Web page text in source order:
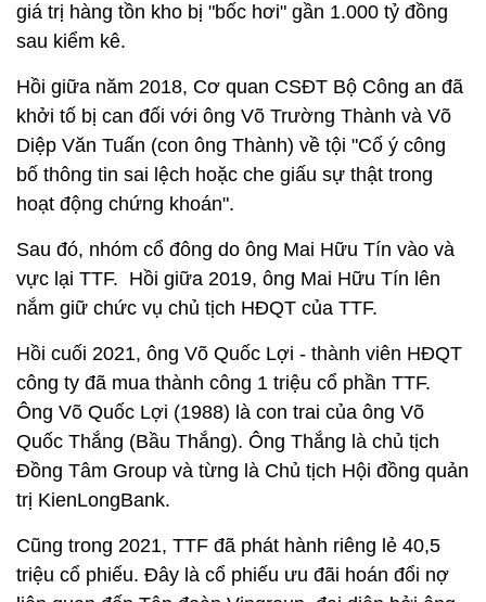
giá trị hàng tồn kho bị "bốc hơi" gần 1.000 tỷ đồng
sau kiểm kê.
Hồi giữa năm 2018, Cơ quan CSĐT Bộ Công an đã
khởi tố bị can đối với ông Võ Trường Thành và Võ
Diệp Văn Tuấn (con ông Thành) về tội "Cố ý công
bố thông tin sai lệch hoặc che giấu sự thật trong
hoạt động chứng khoán".
Sau đó, nhóm cổ đông do ông Mai Hữu Tín vào và
vực lại TTF. Hồi giữa 2019, ông Mai Hữu Tín lên
nắm giữ chức vụ chủ tịch HĐQT của TTF.
Hồi cuối 2021, ông Võ Quốc Lợi - thành viên HĐQT
công ty đã mua thành công 1 triệu cổ phần TTF.
Ông Võ Quốc Lợi (1988) là con trai của ông Võ
Quốc Thắng (Bầu Thắng). Ông Thắng là chủ tịch
Đồng Tâm Group và từng là Chủ tịch Hội đồng quản
trị KienLongBank.
Cũng trong 2021, TTF đã phát hành riêng lẻ 40,5
triệu cổ phiếu. Đây là cổ phiếu ưu đãi hoán đổi nợ